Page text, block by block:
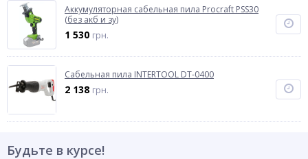
Аккумуляторная сабельная пила Procraft PSS30
(без акб и зу)
1 530 грн.
Сабельная пила INTERTOOL DT-0400
2 138 грн.
Будьте в курсе!